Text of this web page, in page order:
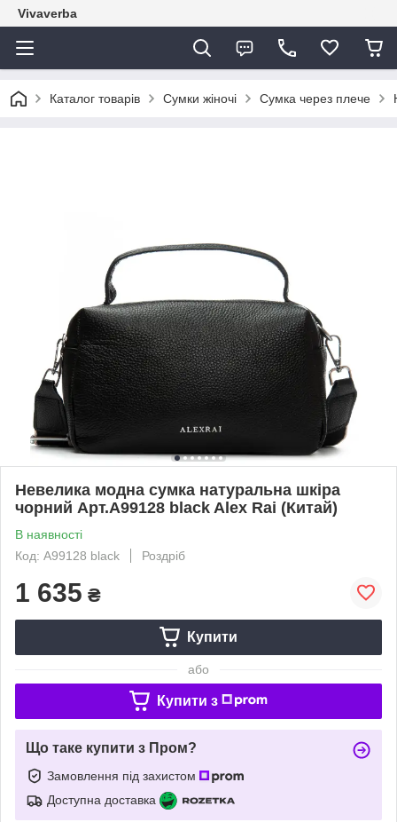
Vivaverba
Каталог товарів Сумки жіночі Сумка через плече
Невелика модна сумка натуральна шкіра
чорний Арт.A99128 black Alex Rai (Китай)
В наявності
Код: A99128 black
Роздріб
1 635 ₴
Купити
або
Купити з
Що таке купити з Пром?
Замовлення під захистом
Доступна доставка